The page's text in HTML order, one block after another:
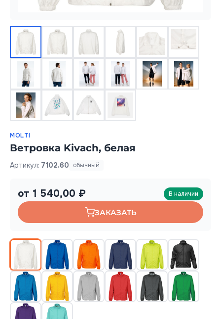
MOLTI
Ветровка Kivach, белая
Артикул: 7102.60 обычный
от 1 540,00 ₽ В наличии
ЗАКАЗАТЬ